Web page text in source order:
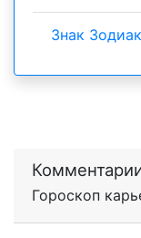
Знак
Гороскоп